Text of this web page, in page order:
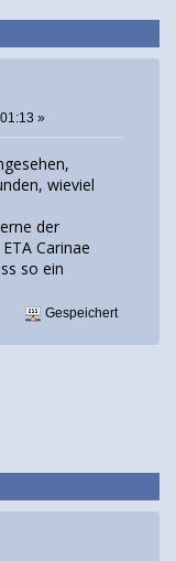
»
wieviel
der
Carinae
so ein
Gespeichert